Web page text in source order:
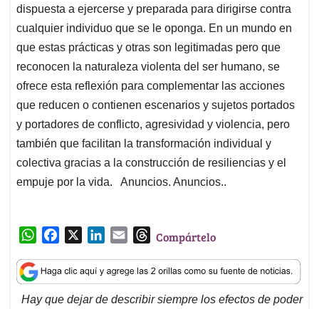
dispuesta a ejercerse y preparada para dirigirse contra
cualquier individuo que se le oponga. En un mundo en
que estas prácticas y otras son legitimadas pero que
reconocen la naturaleza violenta del ser humano, se
ofrece esta reflexión para complementar las acciones
que reducen o contienen escenarios y sujetos portados
y portadores de conflicto, agresividad y violencia, pero
también que facilitan la transformación individual y
colectiva gracias a la construcción de resiliencias y el
empuje por la vida. Anuncios. Anuncios..
W
a
t
s
c
e
b
n
k
e
a
i
l
T
r
e
a
Compártelo
Hay que dejar de describir siempre los efectos de poder